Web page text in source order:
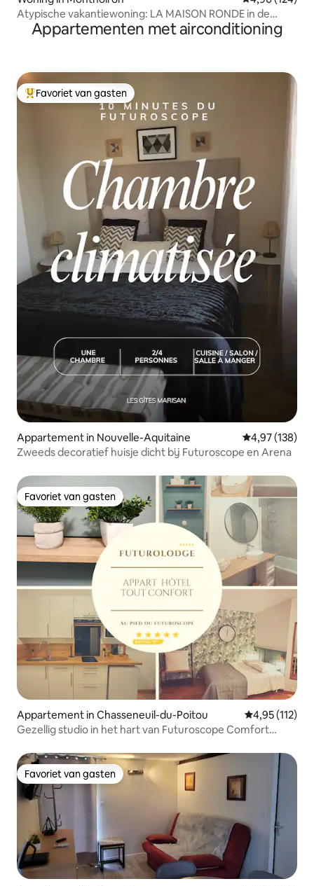
Atypische vakantiewoning: LA MAISON RONDE in de
buurt van het Futurocope
Appartementen met airconditioning
Topfavoriet van gasten
Favoriet van gasten
Appartement in Nouvelle-Aquitaine Gemiddelde
4,97 (138)
Zweeds decoratief huisje dicht bij Futuroscope en Arena
Favoriet van gasten
Favoriet van gasten
Appartement in Chasseneuil-du-Poitou Gemiddelde
4,95 (112)
Gezellig studio in het hart van Futuroscope Comfort
Favoriet van gasten
Favoriet van gasten